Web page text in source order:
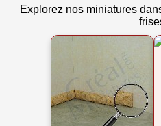
Explorez nos miniatures